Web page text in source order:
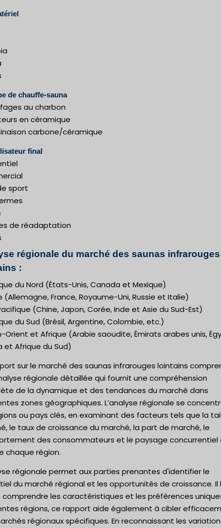
de chauffe-sauna
au charbon
en céramique
carbone/céramique
final
sport
de réadaptation
régionale du marché des saunas infrarouges
:
du Nord (États-Unis, Canada et Mexique)
(Allemagne, France, Royaume-Uni, Russie et Italie)
(Chine, Japon, Corée, Inde et Asie du Sud-Est)
du Sud (Brésil, Argentine, Colombie, etc.)
Orient et Afrique (Arabie saoudite, Émirats arabes unis,
et Afrique du Sud)
sur le marché des saunas infrarouges lointains
régionale détaillée qui fournit une compréhension
de la dynamique et des tendances du marché dans
zones géographiques. L’analyse régionale se
ou pays clés, en examinant des facteurs tels que la
le taux de croissance du marché, la part de marché, le
des consommateurs et le paysage concurrentiel
chaque région.
régionale permet aux parties prenantes d'identifier le
du marché régional et les opportunités de croissance. Il
comprendre les caractéristiques et les préférences
régions, ce rapport aide également à cibler
régionaux spécifiques. En reconnaissant les